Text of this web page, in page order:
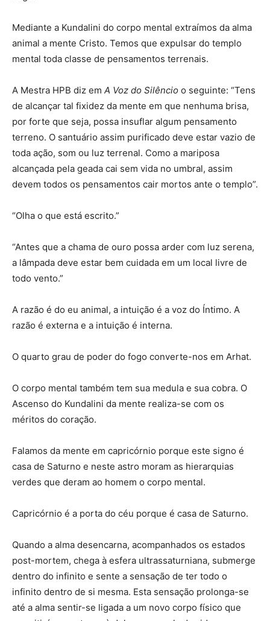
Mediante a Kundalini do corpo mental extraímos da alma
animal a mente Cristo. Temos que expulsar do templo
mental toda classe de pensamentos terrenais.
A Mestra HPB diz em A Voz do Silêncio o seguinte: “Tens
de alcançar tal fixidez da mente em que nenhuma brisa,
por forte que seja, possa insuflar algum pensamento
terreno. O santuário assim purificado deve estar vazio de
toda ação, som ou luz terrenal. Como a mariposa
alcançada pela geada cai sem vida no umbral, assim
devem todos os pensamentos cair mortos ante o templo”.
“Olha o que está escrito.”
“Antes que a chama de ouro possa arder com luz serena,
a lâmpada deve estar bem cuidada em um local livre de
todo vento.”
A razão é do eu animal, a intuição é a voz do Íntimo. A
razão é externa e a intuição é interna.
O quarto grau de poder do fogo converte-nos em Arhat.
O corpo mental também tem sua medula e sua cobra. O
Ascenso do Kundalini da mente realiza-se com os
méritos do coração.
Falamos da mente em capricórnio porque este signo é
casa de Saturno e neste astro moram as hierarquias
verdes que deram ao homem o corpo mental.
Capricórnio é a porta do céu porque é casa de Saturno.
Quando a alma desencarna, acompanhados os estados
post-mortem, chega à esfera ultrassaturniana, submerge
dentro do infinito e sente a sensação de ter todo o
infinito dentro de si mesma. Esta sensação prolonga-se
até a alma sentir-se ligada a um novo corpo físico que